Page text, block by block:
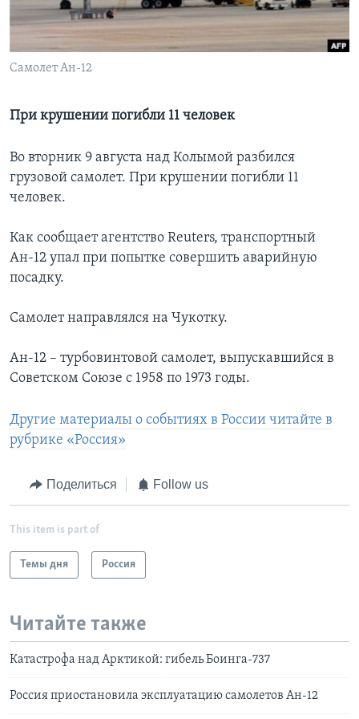
Learning English
СОЦИАЛЬНЫЕ СЕТИ
Самолет Ан-12
При крушении погибли 11 человек
Во вторник 9 августа над Колымой разбился
грузовой самолет. При крушении погибли 11
человек.
Как сообщает агентство Reuters, транспортный
Ан-12 упал при попытке совершить аварийную
посадку.
Самолет направлялся на Чукотку.
Ан-12 – турбовинтовой самолет, выпускавшийся в
Советском Союзе с 1958 по 1973 годы.
Другие материалы о событиях в России читайте в
рубрике «Россия»
Поделиться Follow us
This item is part of
Темы дня Россия
Читайте также
Катастрофа над Арктикой: гибель Боинга-737
Россия приостановила эксплуатацию самолетов Ан-12